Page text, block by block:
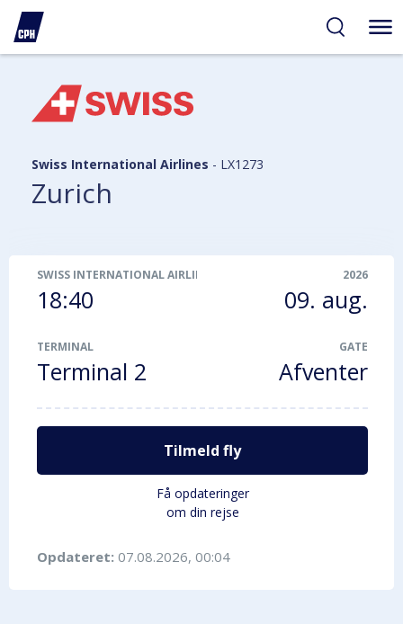
Swiss International Airlines - LX1273
Zurich
SWISS INTERNATIONAL AIRLINES
18:40
2026
09. aug.
TERMINAL
Terminal 2
GATE
Afventer
Tilmeld fly
Få opdateringer
om din rejse
Opdateret: 07.08.2026, 00:04